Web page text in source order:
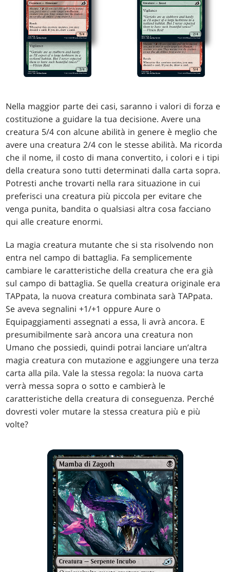
Nella maggior parte dei casi, saranno i valori di forza e
costituzione a guidare la tua decisione. Avere una
creatura 5/4 con alcune abilità in genere è meglio che
avere una creatura 2/4 con le stesse abilità. Ma ricorda
che il nome, il costo di mana convertito, i colori e i tipi
della creatura sono tutti determinati dalla carta sopra.
Potresti anche trovarti nella rara situazione in cui
preferisci una creatura più piccola per evitare che
venga punita, bandita o qualsiasi altra cosa facciano
qui alle creature enormi.
La magia creatura mutante che si sta risolvendo non
entra nel campo di battaglia. Fa semplicemente
cambiare le caratteristiche della creatura che era già
sul campo di battaglia. Se quella creatura originale era
TAPpata, la nuova creatura combinata sarà TAPpata.
Se aveva segnalini +1/+1 oppure Aure o
Equipaggiamenti assegnati a essa, li avrà ancora. E
presumibilmente sarà ancora una creatura non
Umano che possiedi, quindi potrai lanciare un’altra
magia creatura con mutazione e aggiungere una terza
carta alla pila. Vale la stessa regola: la nuova carta
verrà messa sopra o sotto e cambierà le
caratteristiche della creatura di conseguenza. Perché
dovresti voler mutare la stessa creatura più e più
volte?